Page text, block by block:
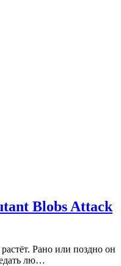
Blobs Attack
Рано или поздно он
лю…